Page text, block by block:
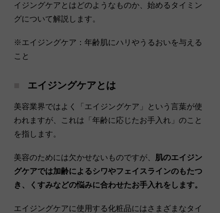
イジングケアとはどのようなものか、始めるタイミン
グについて解説します。
※エイジングケア：年齢肌にハリやうるおいを与える
こと
エイジングケアとは
美容業界ではよく「エイジングケア」という言葉が使
われますが、これは「年齢に応じたお手入れ」のこと
を指します。
美容のためには欠かせないものですが、
肌のエイジン
グケアでは加齢によるシワやフェイスラインのもたつ
き、くすみなどの悩みに合わせたお手入れをします。
エイジングケアに使用する化粧品にはさまざまなタイ